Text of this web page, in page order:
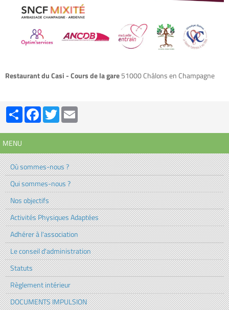
Restaurant du Casi - Cours de la gare51000 Châlons en Champagne
PartagerFacebookTwitter
MENU
Où sommes-nous ?
Qui sommes-nous ?
Nos objectifs
Activités Physiques Adaptées
Adhérer à l'association
Le conseil d'administration
Statuts
Règlement intérieur
DOCUMENTS IMPULSION